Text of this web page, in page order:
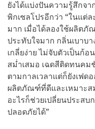
ยังได้แบ่งปันความรู้สึกจ
พิกเซลโปรอีกว่า “ในแต่
มาก เมื่อได้ลองใช้ผลิตภั
ประทับใจมาก กลิ่นเบาบ
เกลี่ยง่าย ไม่จับตัวเป็นก้อ
สม่ำเสมอ เฉดสีติดทนคม
ตามกาลเวลาแต่ก็ยังเฟด
ผลิตภัณฑ์ที่ดีและเหมาะส
อะไรก็ช่วยเปลี่ยนประส
ปลอดภัยได้”